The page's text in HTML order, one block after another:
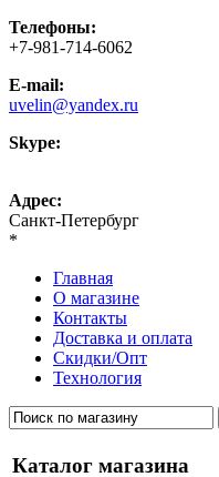
Телефоны:
+7-981-714-6062
E-mail:
uvelin@yandex.ru
Skype:
Адрес:
Санкт-Петербург
*
Главная
О магазине
Контакты
Доставка и оплата
Скидки/Опт
Технология
Каталог магазина